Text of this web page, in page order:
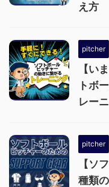
え方
pitcher
【い
トボ
レー
pitcher
【ソ
種類